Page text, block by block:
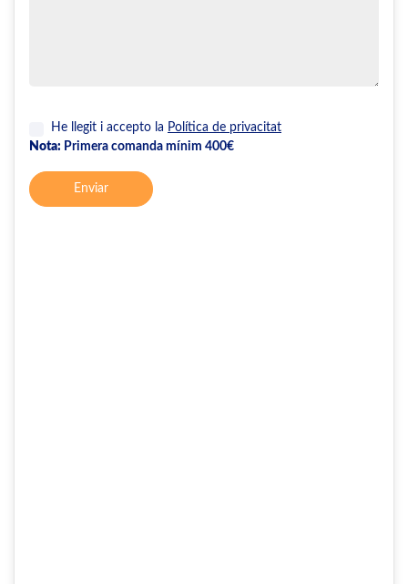
He llegit i accepto la Política de privacitat
Nota: Primera comanda mínim 400€
Enviar